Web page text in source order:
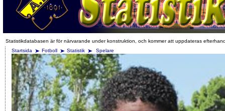
Statistikdatabasen är för närvarande under konstruktion, och kommer att uppdateras
Startsida
Fotboll Statistik Spelare